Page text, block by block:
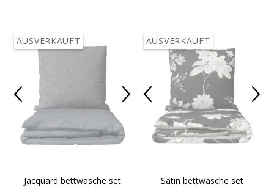
AUSVERKAUFT
Jacquard bettwäsche set
AUSVERKAUFT
Satin bettwäsche set